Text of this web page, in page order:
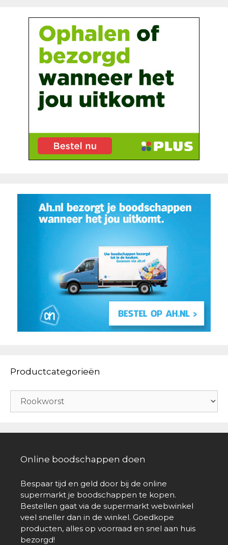
Productcategorieën
Online boodschappen doen
Bespaar tijd en geld door bij de online
supermarkt je boodschappen te kopen.
Bestellen gaat via de supermarkt webwinkel
veel sneller dan in de winkel. Goedkope
producten, alles op voorraad en snel aan huis
bezorgd!